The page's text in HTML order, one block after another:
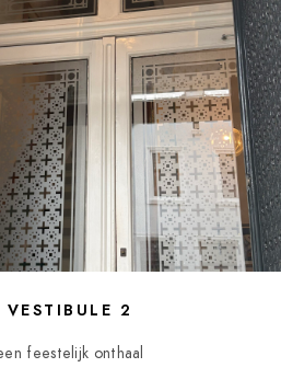
VESTIBULE 2
feestelijk onthaal